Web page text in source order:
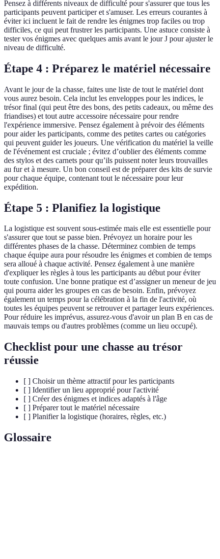
Pensez à différents niveaux de difficulté pour s'assurer que tous les
participants peuvent participer et s'amuser. Les erreurs courantes à
éviter ici incluent le fait de rendre les énigmes trop faciles ou trop
difficiles, ce qui peut frustrer les participants. Une astuce consiste à
tester vos énigmes avec quelques amis avant le jour J pour ajuster le
niveau de difficulté.
Étape 4 : Préparez le matériel nécessaire
Avant le jour de la chasse, faites une liste de tout le matériel dont
vous aurez besoin. Cela inclut les enveloppes pour les indices, le
trésor final (qui peut être des bons, des petits cadeaux, ou même des
friandises) et tout autre accessoire nécessaire pour rendre
l'expérience immersive. Pensez également à prévoir des éléments
pour aider les participants, comme des petites cartes ou catégories
qui peuvent guider les joueurs. Une vérification du matériel la veille
de l'événement est cruciale ; évitez d’oublier des éléments comme
des stylos et des carnets pour qu’ils puissent noter leurs trouvailles
au fur et à mesure. Un bon conseil est de préparer des kits de survie
pour chaque équipe, contenant tout le nécessaire pour leur
expédition.
Étape 5 : Planifiez la logistique
La logistique est souvent sous-estimée mais elle est essentielle pour
s'assurer que tout se passe bien. Prévoyez un horaire pour les
différentes phases de la chasse. Déterminez combien de temps
chaque équipe aura pour résoudre les énigmes et combien de temps
sera alloué à chaque activité. Pensez également à une manière
d'expliquer les règles à tous les participants au début pour éviter
toute confusion. Une bonne pratique est d’assigner un meneur de jeu
qui pourra aider les groupes en cas de besoin. Enfin, prévoyez
également un temps pour la célébration à la fin de l'activité, où
toutes les équipes peuvent se retrouver et partager leurs expériences.
Pour réduire les imprévus, assurez-vous d'avoir un plan B en cas de
mauvais temps ou d'autres problèmes (comme un lieu occupé).
Checklist pour une chasse au trésor
réussie
[ ] Choisir un thème attractif pour les participants
[ ] Identifier un lieu approprié pour l'activité
[ ] Créer des énigmes et indices adaptés à l'âge
[ ] Préparer tout le matériel nécessaire
[ ] Planifier la logistique (horaires, règles, etc.)
Glossaire